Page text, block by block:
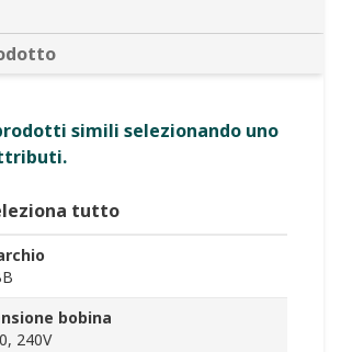
simili selezionando uno
tutto
bobina
240V